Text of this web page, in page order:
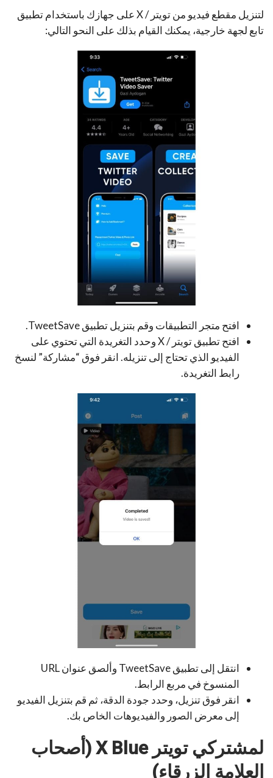
لتنزيل مقطع فيديو من تويتر / X على جهازك باستخدام تطبيق
تابع لجهة خارجية، يمكنك القيام بذلك على النحو التالي:
افتح متجر التطبيقات وقم بتنزيل تطبيق TweetSave.
افتح تطبيق تويتر / X وحدد التغريدة التي تحتوي على
الفيديو الذي تحتاج إلى تنزيله. انقر فوق “مشاركة” لنسخ
رابط التغريدة.
انتقل إلى تطبيق TweetSave وألصق عنوان URL
المنسوخ في مربع الرابط.
انقر فوق تنزيل، وحدد جودة الدقة، ثم قم بتنزيل الفيديو
إلى معرض الصور والفيديوهات الخاص بك.
لمشتركي تويتر X Blue (أصحاب
العلامة الزرقاء)